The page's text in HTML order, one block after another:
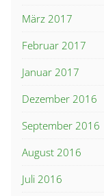
März 2017
Februar 2017
Januar 2017
Dezember 2016
September 2016
August 2016
Juli 2016